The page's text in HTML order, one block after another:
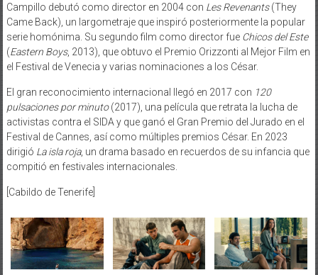
Campillo debutó como director en 2004 con Les Revenants(They
Came Back), un largometraje que inspiró posteriormente la popular
serie homónima. Su segundo film como director fue Chicos del Este
(Eastern Boys, 2013), que obtuvo el Premio Orizzonti al Mejor Film en
el Festival de Venecia y varias nominaciones a los César.
El gran reconocimiento internacional llegó en 2017 con 120
pulsaciones por minuto(2017), una película que retrata la lucha de
activistas contra el SIDA y que ganó el Gran Premio del Jurado en el
Festival de Cannes, así como múltiples premios César. En 2023
dirigió La isla roja, un drama basado en recuerdos de su infancia que
compitió en festivales internacionales.
[Cabildo de Tenerife]